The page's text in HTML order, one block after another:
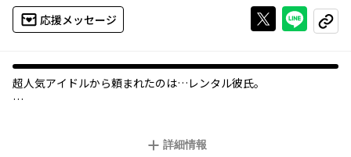
応援メッセージ Xで投稿する
ライン
コピー
超人気アイドルから頼まれたのは…レンタル彼氏。
最初は断る海斗だったが、多額の依頼料とストーカー被害防止の
詳細情報